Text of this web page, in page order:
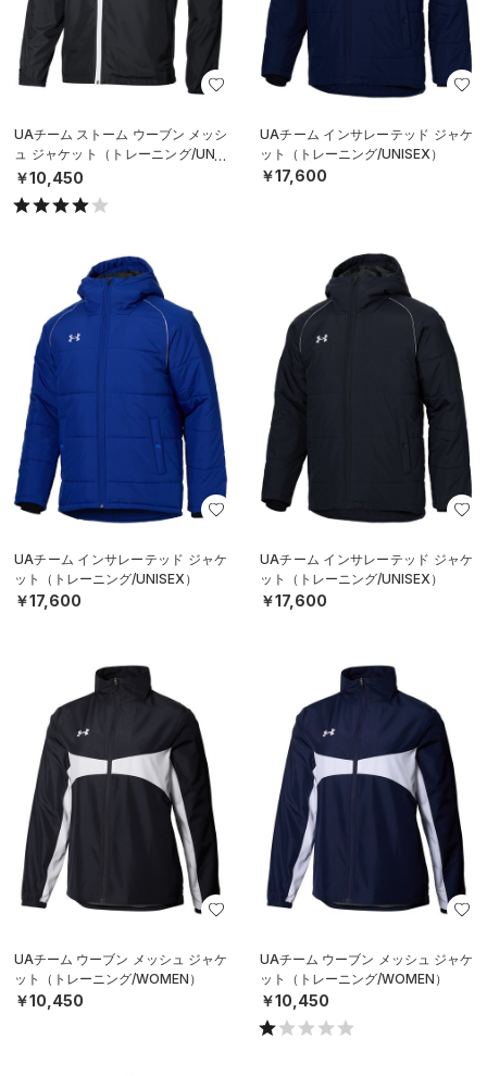
UAチーム ストーム ウーブン メッシ
ュ ジャケット（トレーニング/UNIS
EX）
￥10,450
UAチーム インサレーテッド ジャケ
ット（トレーニング/UNISEX）
￥17,600
UAチーム インサレーテッド ジャケ
ット（トレーニング/UNISEX）
￥17,600
UAチーム インサレーテッド ジャケ
ット（トレーニング/UNISEX）
￥17,600
UAチーム ウーブン メッシュ ジャケ
ット（トレーニング/WOMEN）
￥10,450
UAチーム ウーブン メッシュ ジャケ
ット（トレーニング/WOMEN）
￥10,450